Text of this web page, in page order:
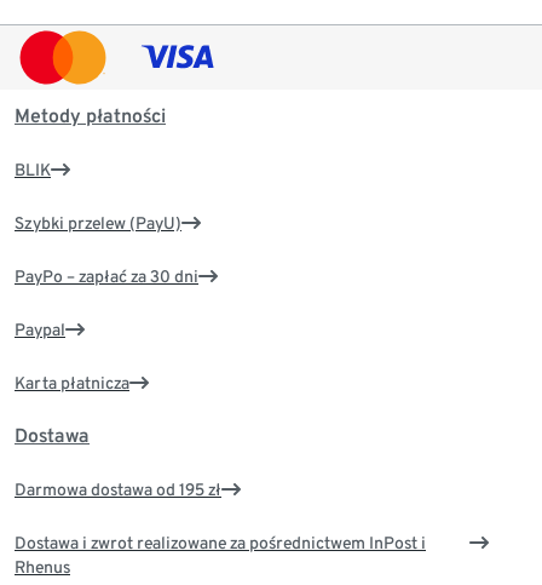
Metody płatności
BLIK
Szybki przelew (PayU)
PayPo – zapłać za 30 dni
Paypal
Karta płatnicza
Dostawa
Darmowa dostawa od 195 zł
Dostawa i zwrot realizowane za pośrednictwem InPost i
Rhenus